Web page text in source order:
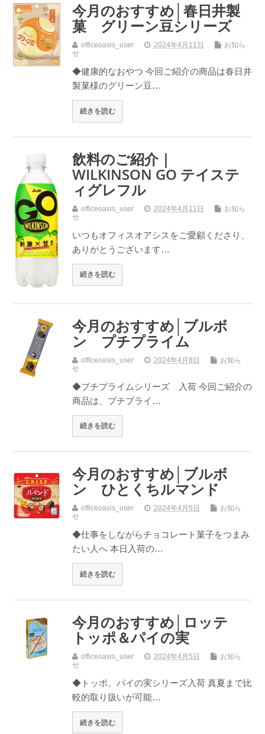
今月のおすすめ│春日井製
菓 グリーン豆シリーズ
officeoasis_user 2024年4月11日
お知ら
せ
◆健康的なおやつ 今回ご紹介の商品は春日井
製菓様のグリーン豆…
続きを読む
飲料のご紹介｜
WILKINSON GO テイステ
ィグレフル
officeoasis_user 2024年4月11日
お知ら
せ
いつもオフィスオアシスをご愛顧くださり、
ありがとうございます…
続きを読む
今月のおすすめ│ブルボ
ン プチプライム
officeoasis_user 2024年4月8日
お知ら
せ
◆プチプライムシリーズ 入荷 今回ご紹介の
商品は、プチプライ…
続きを読む
今月のおすすめ│ブルボ
ン ひとくちルマンド
officeoasis_user 2024年4月5日
お知ら
せ
◆仕事をしながらチョコレート菓子をつまみ
たい人へ 本日入荷の…
続きを読む
今月のおすすめ│ロッテ
トッポ＆パイの実
officeoasis_user 2024年4月5日
お知ら
せ
◆トッポ、パイの実シリーズ入荷 真夏まで比
較的取り扱いが可能…
続きを読む